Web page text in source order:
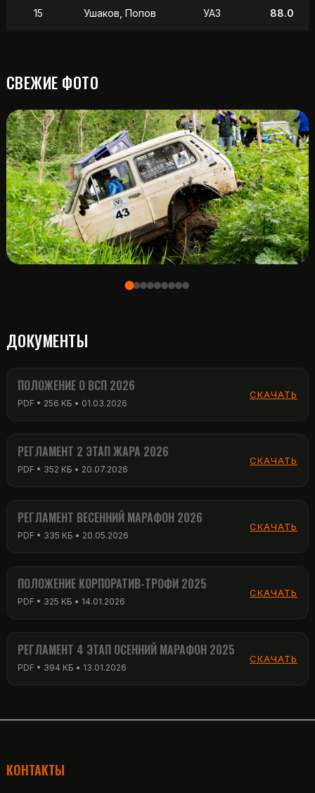
15 Ушаков, Попов УАЗ 88.0
СВЕЖИЕ ФОТО
ДОКУМЕНТЫ
ПОЛОЖЕНИЕ О ВСП 2026
PDF • 256 КБ • 01.03.2026
СКАЧАТЬ
РЕГЛАМЕНТ 2 ЭТАП ЖАРА 2026
PDF • 352 КБ • 20.07.2026
СКАЧАТЬ
РЕГЛАМЕНТ ВЕСЕННИЙ МАРАФОН 2026
PDF • 335 КБ • 20.05.2026
СКАЧАТЬ
ПОЛОЖЕНИЕ КОРПОРАТИВ-ТРОФИ 2025
PDF • 325 КБ • 14.01.2026
СКАЧАТЬ
РЕГЛАМЕНТ 4 ЭТАП ОСЕННИЙ МАРАФОН 2025
PDF • 394 КБ • 13.01.2026
СКАЧАТЬ
КОНТАКТЫ